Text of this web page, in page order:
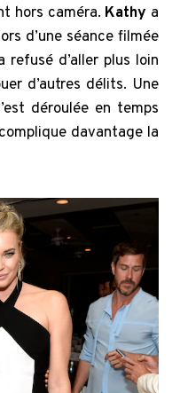
hors caméra. Kathy a
d’une séance filmée
refusé d’aller plus loin
d’autres délits. Une
déroulée en temps
davantage la